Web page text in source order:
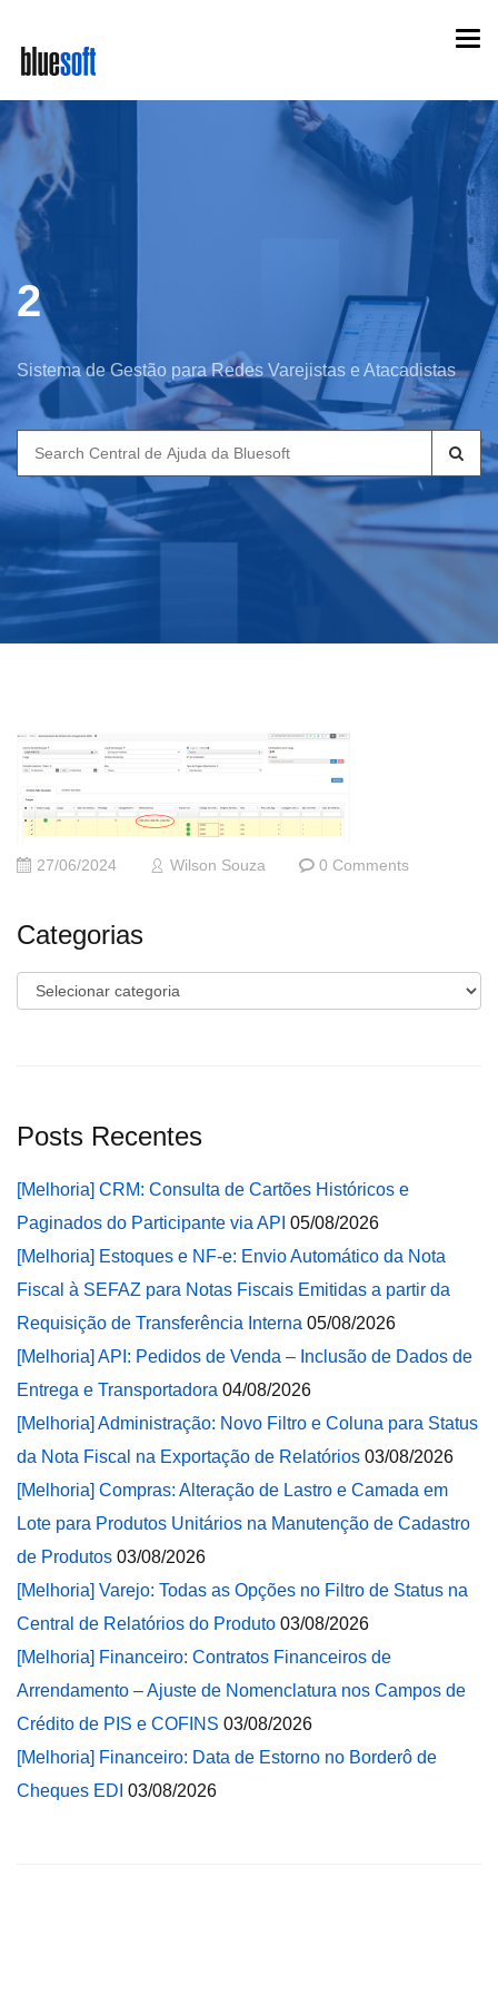
main
content
2
Sistema de Gestão para Redes Varejistas e Atacadistas
Search
for:
27/06/2024 Wilson Souza 0 Comments
Categorias
Categorias
Posts Recentes
[Melhoria] CRM: Consulta de Cartões Históricos e
Paginados do Participante via API 05/08/2026
[Melhoria] Estoques e NF-e: Envio Automático da Nota
Fiscal à SEFAZ para Notas Fiscais Emitidas a partir da
Requisição de Transferência Interna 05/08/2026
[Melhoria] API: Pedidos de Venda – Inclusão de Dados de
Entrega e Transportadora 04/08/2026
[Melhoria] Administração: Novo Filtro e Coluna para Status
da Nota Fiscal na Exportação de Relatórios 03/08/2026
[Melhoria] Compras: Alteração de Lastro e Camada em
Lote para Produtos Unitários na Manutenção de Cadastro
de Produtos 03/08/2026
[Melhoria] Varejo: Todas as Opções no Filtro de Status na
Central de Relatórios do Produto 03/08/2026
[Melhoria] Financeiro: Contratos Financeiros de
Arrendamento – Ajuste de Nomenclatura nos Campos de
Crédito de PIS e COFINS 03/08/2026
[Melhoria] Financeiro: Data de Estorno no Borderô de
Cheques EDI 03/08/2026